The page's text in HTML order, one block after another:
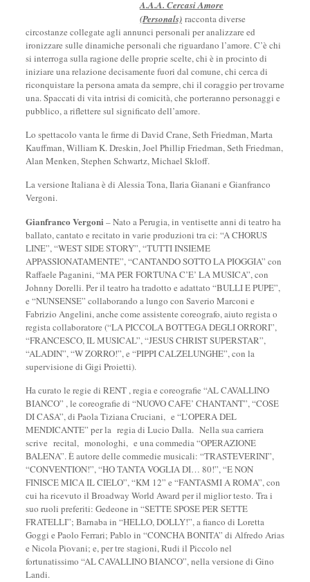
A.A.A. Cercasi Amore
(Personals)racconta diverse
circostanze collegate agli annunci personali per analizzare ed
ironizzare sulle dinamiche personali che riguardano l’amore. C’è chi
si interroga sulla ragione delle proprie scelte, chi è in procinto di
iniziare una relazione decisamente fuori dal comune, chi cerca di
riconquistare la persona amata da sempre, chi il coraggio per trovarne
una. Spaccati di vita intrisi di comicità, che porteranno personaggi e
pubblico, a riflettere sul significato dell’amore.
Lo spettacolo vanta le firme di David Crane, Seth Friedman, Marta
Kauffman, William K. Dreskin, Joel Phillip Friedman, Seth Friedman,
Alan Menken, Stephen Schwartz, Michael Skloff.
La versione Italiana è di Alessia Tona, Ilaria Gianani e Gianfranco
Vergoni.
Gianfranco Vergoni – Nato a Perugia, in ventisette anni di teatro ha
ballato, cantato e recitato in varie produzioni tra ci: “A CHORUS
LINE”, “WEST SIDE STORY”, “TUTTI INSIEME
APPASSIONATAMENTE”, “CANTANDO SOTTO LA PIOGGIA” con
Raffaele Paganini, “MA PER FORTUNA C’E’ LA MUSICA”, con
Johnny Dorelli. Per il teatro ha tradotto e adattato “BULLI E PUPE”,
e “NUNSENSE” collaborando a lungo con Saverio Marconi e
Fabrizio Angelini, anche come assistente coreografo, aiuto regista o
regista collaboratore (“LA PICCOLA BOTTEGA DEGLI ORRORI”,
“FRANCESCO, IL MUSICAL”, “JESUS CHRIST SUPERSTAR”,
“ALADIN”, “W ZORRO!”, e “PIPPI CALZELUNGHE”, con la
supervisione di Gigi Proietti).
Ha curato le regie di RENT , regia e coreografie “AL CAVALLINO
BIANCO” , le coreografie di “NUOVO CAFE’ CHANTANT”, “COSE
DI CASA”, di Paola Tiziana Cruciani, e “L’OPERA DEL
MENDICANTE” per la regia di Lucio Dalla. Nella sua carriera
scrive recital, monologhi, e una commedia “OPERAZIONE
BALENA”. È autore delle commedie musicali: “TRASTEVERINI”,
“CONVENTION!”, “HO TANTA VOGLIA DI… 80!”, “E NON
FINISCE MICA IL CIELO”, “KM 12” e “FANTASMI A ROMA”, con
cui ha ricevuto il Broadway World Award per il miglior testo. Tra i
suo ruoli preferiti: Gedeone in “SETTE SPOSE PER SETTE
FRATELLI”; Barnaba in “HELLO, DOLLY!”, a fianco di Loretta
Goggi e Paolo Ferrari; Pablo in “CONCHA BONITA” di Alfredo Arias
e Nicola Piovani; e, per tre stagioni, Rudi il Piccolo nel
fortunatissimo “AL CAVALLINO BIANCO”, nella versione di Gino
Landi.